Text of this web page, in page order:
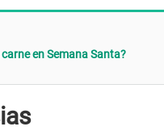
en Semana Santa?